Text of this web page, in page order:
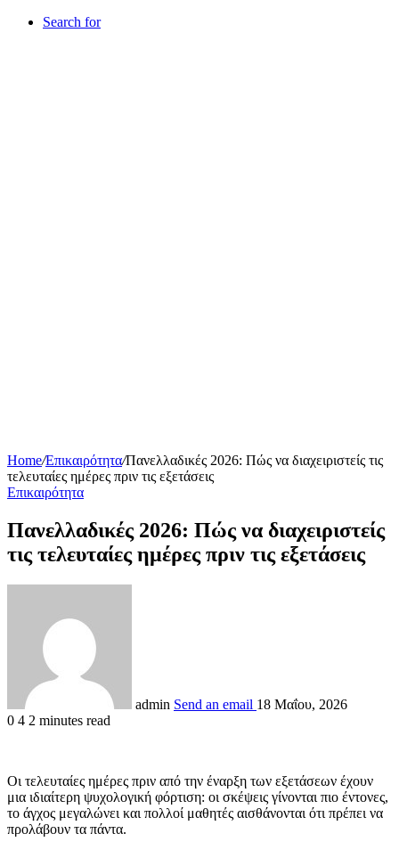
Search for
Home/Επικαιρότητα/Πανελλαδικές 2026: Πώς να διαχειριστείς τις
τελευταίες ημέρες πριν τις εξετάσεις
Επικαιρότητα
Πανελλαδικές 2026: Πώς να διαχειριστείς
τις τελευταίες ημέρες πριν τις εξετάσεις
admin Send an email 18 Μαΐου, 2026
0 4 2 minutes read
Οι τελευταίες ημέρες πριν από την έναρξη των εξετάσεων έχουν
μια ιδιαίτερη ψυχολογική φόρτιση: οι σκέψεις γίνονται πιο έντονες,
το άγχος μεγαλώνει και πολλοί μαθητές αισθάνονται ότι πρέπει να
προλάβουν τα πάντα.